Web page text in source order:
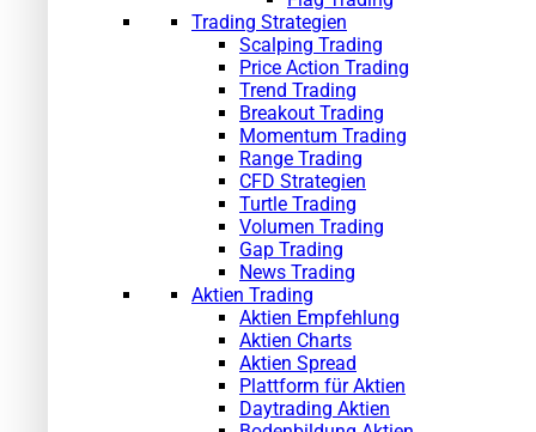
Trading Strategien
Scalping Trading
Price Action Trading
Trend Trading
Breakout Trading
Momentum Trading
Range Trading
CFD Strategien
Turtle Trading
Volumen Trading
Gap Trading
News Trading
Aktien Trading
Aktien Empfehlung
Aktien Charts
Aktien Spread
Plattform für Aktien
Daytrading Aktien